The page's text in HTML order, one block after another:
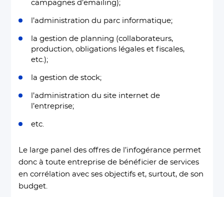
campagnes d’emailing);
l’administration du parc informatique;
la gestion de planning (collaborateurs,
production, obligations légales et fiscales,
etc.);
la gestion de stock;
l’administration du site internet de
l’entreprise;
etc.
Le large panel des offres de l’infogérance permet
donc à toute entreprise de bénéficier de services
en corrélation avec ses objectifs et, surtout, de son
budget.